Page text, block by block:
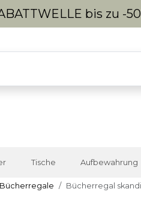
bis zu -
Tische Aufbewahrung
Bücherregale Bücherregal